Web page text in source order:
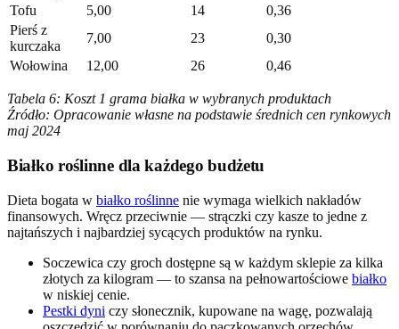
Tofu
5,00 14
0,36
Pierś z
kurczaka
7,00 23
0,30
Wołowina
12,00 26 0,46
Tabela 6: Koszt 1 grama białka w wybranych produktach
Źródło: Opracowanie własne na podstawie średnich cen rynkowych
maj 2024
Białko roślinne dla każdego budżetu
Dieta bogata w białko roślinne nie wymaga wielkich nakładów
finansowych. Wręcz przeciwnie — strączki czy kasze to jedne z
najtańszych i najbardziej sycących produktów na rynku.
Soczewica czy groch dostępne są w każdym sklepie za kilka
złotych za kilogram — to szansa na pełnowartościowe białko
w niskiej cenie.
Pestki dyni czy słonecznik, kupowane na wagę, pozwalają